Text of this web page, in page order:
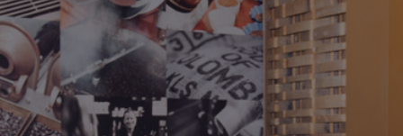
Asóciate con Nosotros
Carreras